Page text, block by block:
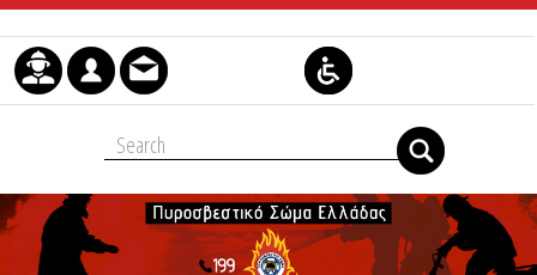
Μετάβαση στο περιεχόμενο